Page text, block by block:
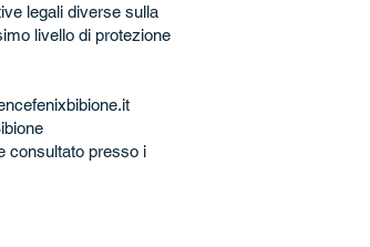
legali diverse sulla
livello di protezione
consultato presso i